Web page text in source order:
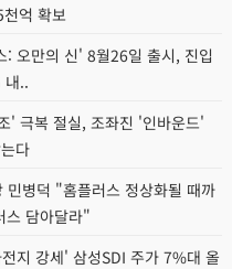
억 확보
: 오만의 신' 8월26일 출시, 진입
내..
' 극복 절실, 조좌진 '인바운드'
다
병덕 "홈플러스 정상화될 때까
스 담아달라"
지 강세' 삼성SDI 주가 7%대 올